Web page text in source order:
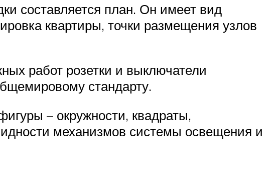
составляется план. Он имеет вид
квартиры, точки размещения узлов
работ розетки и выключатели
стандарту.
– окружности, квадраты,
механизмов системы освещения и